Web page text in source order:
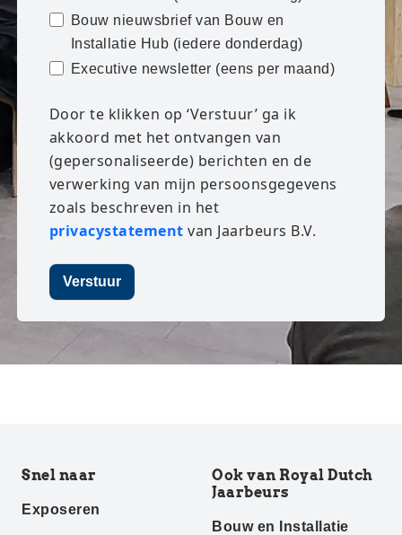
Bouw nieuwsbrief van Bouw en
Installatie Hub (iedere donderdag)
Executive newsletter (eens per maand)
Door te klikken op ‘Verstuur’ ga ik
akkoord met het ontvangen van
(gepersonaliseerde) berichten en de
verwerking van mijn persoonsgegevens
zoals beschreven in het
privacystatementvan Jaarbeurs B.V.
Verstuur
Snel naar
Exposeren
Ook van Royal Dutch
Jaarbeurs
Bouw en Installatie